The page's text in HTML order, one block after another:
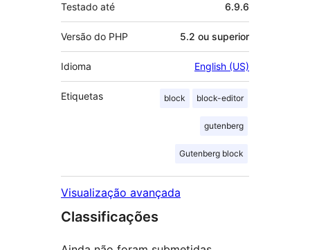
Testado até 6.9.6
Versão do PHP 5.2 ou superior
Idioma English (US)
Etiquetas block block-editor
gutenberg
Gutenberg block
Visualização avançada
Classificações